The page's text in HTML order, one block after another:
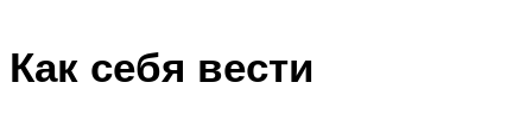
Как себя вести